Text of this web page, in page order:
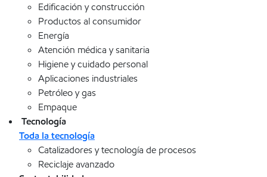
Edificación y construcción
Productos al consumidor
Energía
Atención médica y sanitaria
Higiene y cuidado personal
Aplicaciones industriales
Petróleo y gas
Empaque
Tecnología
Toda la tecnología
Catalizadores y tecnología de procesos
Reciclaje avanzado